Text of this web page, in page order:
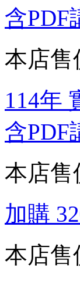
含PDF
本店售
114年
含PDF
本店售
加購
本店售